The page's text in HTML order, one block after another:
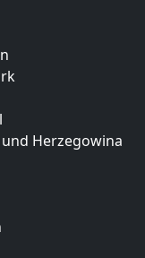
Herzegowina